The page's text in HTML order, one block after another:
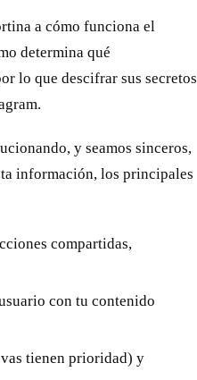
a cómo funciona el
determina qué
lo que descifrar sus secretos
y seamos sinceros,
información, los principales
compartidas,
con tu contenido
tienen prioridad) y